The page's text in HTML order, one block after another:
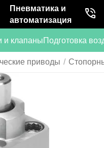
Пневматика и
автоматизация
и клапаныПодготовка
приводы /